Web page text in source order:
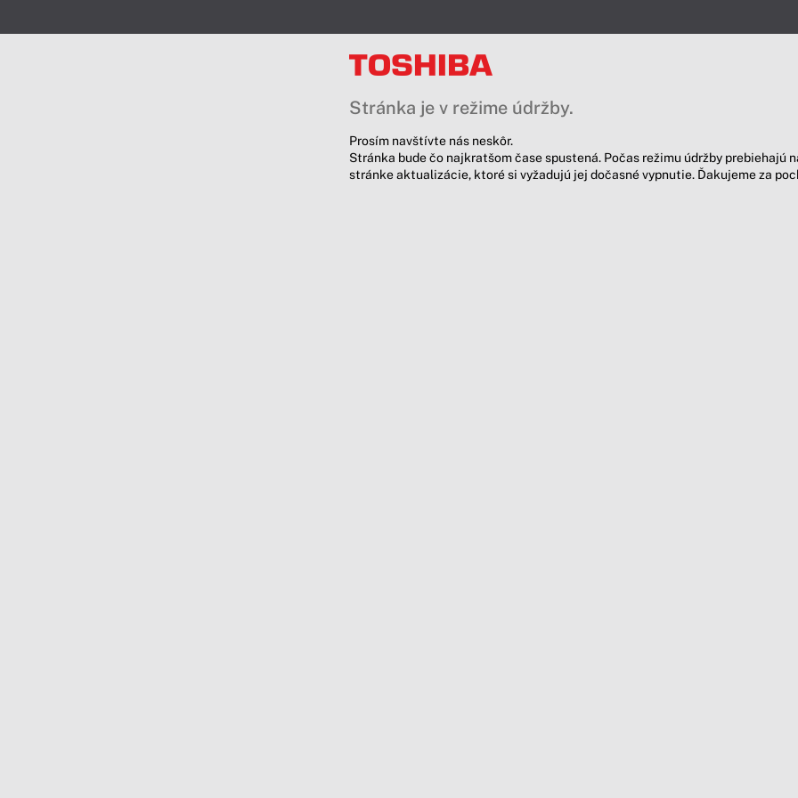
Stránka je v režime údržby.
Prosím navštívte nás neskôr.
Stránka bude čo najkratšom čase spustená. Počas režimu údržby prebiehajú
stránke aktualizácie, ktoré si vyžadujú jej dočasné vypnutie. Ďakujeme za